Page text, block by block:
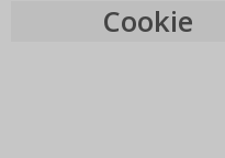
Cookie